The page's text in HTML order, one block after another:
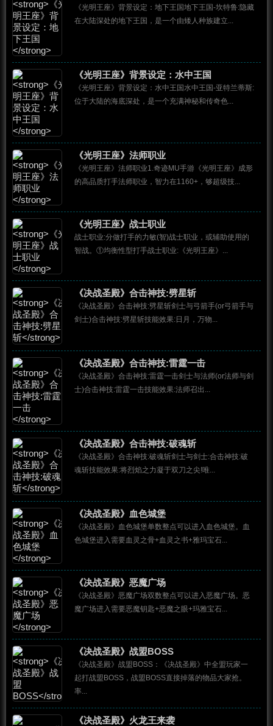
《光明王座》背景设定：地下王国地下王国-坎特鲁:隐藏
在大陆深处的地下王国，是一个由矮人种族建立...
《光明王座》背景设定：水中王国
《光明王座》背景设定：水中王国水中王国-亚特兰蒂斯:
位于大陆的海底深处，是一个充满神秘和传奇色...
《光明王座》法师职业
《光明王座》法师职业1.奇迹MU手游《光明王座》成形
的高品质打手法师职业，智力在1160+，够超级技...
《光明王座》战士职业
战士职业:分做打手的力敏(智)战士职业，或辅助使用的
智战。①均衡性型打手战士职业:《光明王座》...
《决战圣殿》合击神技:劈星斩
《决战圣殿》合击神技:劈星斩剑士与弓箭手(or弓箭手与
剑士)合击神技:劈星斩技能效果:日月，万物...
《决战圣殿》合击神技:雷霆一击
《决战圣殿》合击神技:雷霆一击剑士与法师(or法师与剑
士)合击神技:雷霆一击技能效果:法师召出...
《决战圣殿》合击神技:破魂斩
《决战圣殿》合击神技:破魂斩剑士与剑士:合击神技:破
魂斩技能效果:将烈焰之力凝于双刀之尖!唯...
《决战圣殿》血色城堡
《决战圣殿》血色城堡单数整点可以进入血色城堡。血
色城堡进入需要血灵之骨+血灵之书+雅玛宝石...
《决战圣殿》恶魔广场
《决战圣殿》恶魔广场双数整点可以进入恶魔广场。恶
魔广场进入需要恶魔钥匙+恶魔之眼+玛雅宝石...
《决战圣殿》战盟BOSS
《决战圣殿》战盟BOSS：《决战圣殿》中全盟玩家一
起打战盟BOSS，战盟BOSS直接掉落的物品大家抢。
率...
《决战圣殿》火龙王来袭